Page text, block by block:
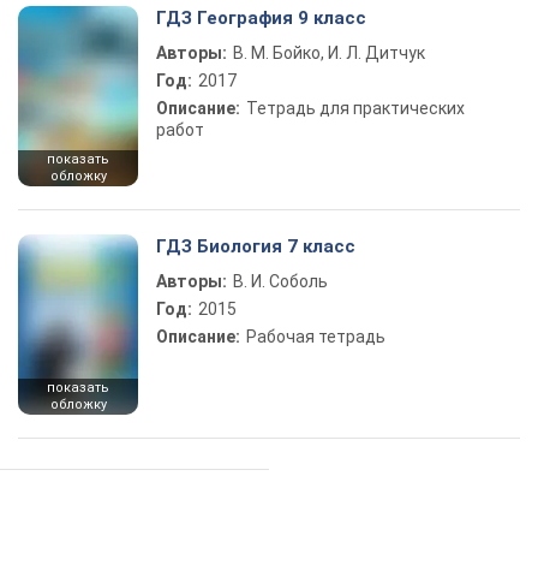
показать
обложку
ГДЗ География 9 класс
Авторы: В. М. Бойко, И. Л. Дитчук
Год: 2017
Описание: Тетрадь для практических
работ
показать
обложку
ГДЗ Биология 7 класс
Авторы: В. И. Соболь
Год: 2015
Описание: Рабочая тетрадь